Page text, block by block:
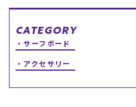
CATEGORY
サーフボード
アクセサリー